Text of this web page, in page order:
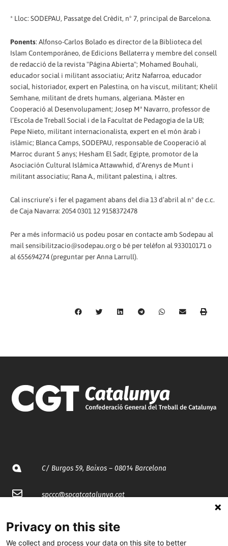
* Lloc: SODEPAU, Passatge del Crèdit, nº 7, principal de Barcelona.
Ponents: Alfonso-Carlos Bolado es director de la Biblioteca del
Islam Contemporáneo, de Edicions Bellaterra y membre del consell
de redacció de la revista "Página Abierta"; Mohamed Bouhali,
educador social i militant associatiu; Aritz Nafarroa, educador
social, historiador, expert en Palestina, on ha viscut, militant; Khelil
Semhane, militant de drets humans, algeriana. Màster en
Cooperació al Desenvolupament; Josep Mª Navarro, professor de
l’Escola de Treball Social i de la Facultat de Pedagogia de la UB;
Pepe Nieto, militant internacionalista, expert en el món àrab i
islàmic; Blanca Camps, SODEPAU, responsable de Cooperació al
Marroc durant 5 anys; Hesham El Sadr, Egipte, promotor de la
Asociación Cultural Islámica Attawwhid, d’Arenys de Munt i
militant associatiu; Rana A., militant palestina, i altres.
Cal inscriure’s i fer el pagament abans del dia 13 d’abril al nº de c.c.
de Caja Navarra: 2054 0301 12 9158372478
Per a més informació us podeu posar en contacte amb Sodepau al
mail sensibilitzacio@sodepau.org o bé per telèfon al 933010171 o
al 655694274 (preguntar per Anna Larrull).
C/ Burgos 59, Baixos – 08014 Barcelona
spccc@spcgtcatalunya.cat
Privacy on this site
We collect and process your data on this site to better